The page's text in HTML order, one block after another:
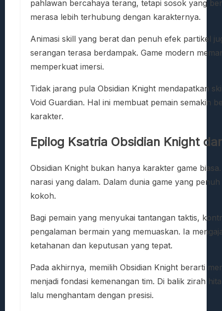
pahlawan bercahaya terang, tetapi sosok yang
merasa lebih terhubung dengan karakternya.
Animasi skill yang berat dan penuh efek partikel
serangan terasa berdampak. Game modern
memperkuat imersi.
Tidak jarang pula Obsidian Knight mendapatkan
Void Guardian. Hal ini membuat pemain semakin
karakter.
Epilog Ksatria Obsidian Knight
Obsidian Knight bukan hanya karakter game
narasi yang dalam. Dalam dunia game yang
kokoh.
Bagi pemain yang menyukai tantangan taktis,
pengalaman bermain yang memuaskan. Ia
ketahanan dan keputusan yang tepat.
Pada akhirnya, memilih Obsidian Knight berarti
menjadi fondasi kemenangan tim. Di balik zirah
lalu menghantam dengan presisi.